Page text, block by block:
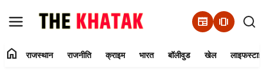
newspaper amp_stories
home राजस्थान राजनीति क्राइम भारत बॉलीवुड खेल